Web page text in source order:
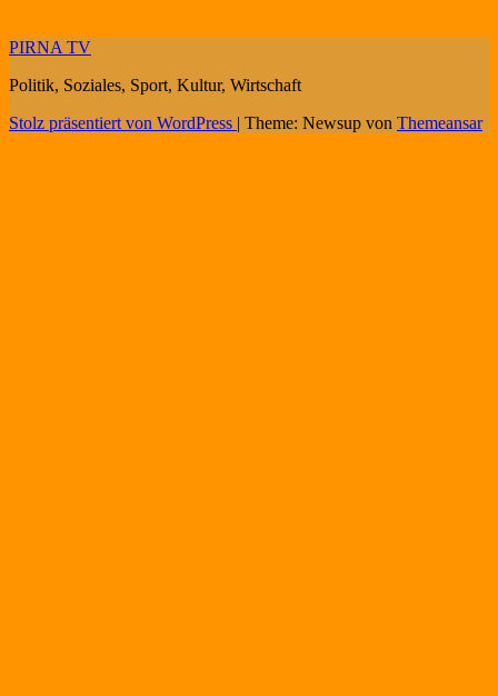
PIRNA TV
Politik, Soziales, Sport, Kultur, Wirtschaft
Stolz präsentiert von WordPress | Theme: Newsup von Themeansar